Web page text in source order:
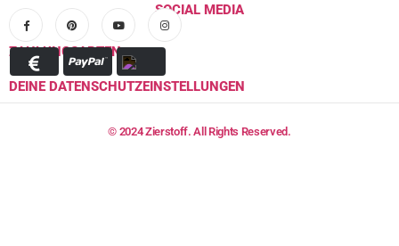
SOCIAL MEDIA
ZAHLUNGSARTEN
DEINE DATENSCHUTZEINSTELLUNGEN
© 2024 Zierstoff. All Rights Reserved.